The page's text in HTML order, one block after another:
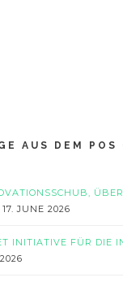
AUS DEM POS
17. JUNE 2026
INITIATIVE FÜR DIE